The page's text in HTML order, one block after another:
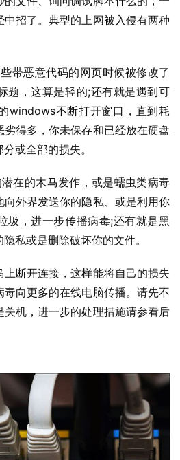
招了。典型的上网被入侵有两种
题，这算是轻的;还有就是遇到可
windows不断打开窗口，直到耗
劣得多，你未保存和已经放在硬盘
或全部的损失。
外界发送你的隐私、或是利用你
圾，进一步传播病毒;还有就是黑
私或是删除破坏你的文件。
上断开连接，这样能将自己的损失
向更多的在线电脑传播。请先不
机，进一步的处理措施请参看后